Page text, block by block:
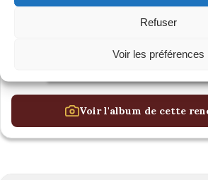
Refuser
Voir les préférences
Voir l'album de cette